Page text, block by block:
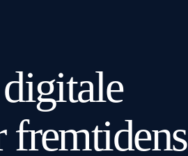
fremtidens